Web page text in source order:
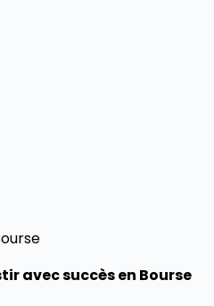
avec succès en Bourse